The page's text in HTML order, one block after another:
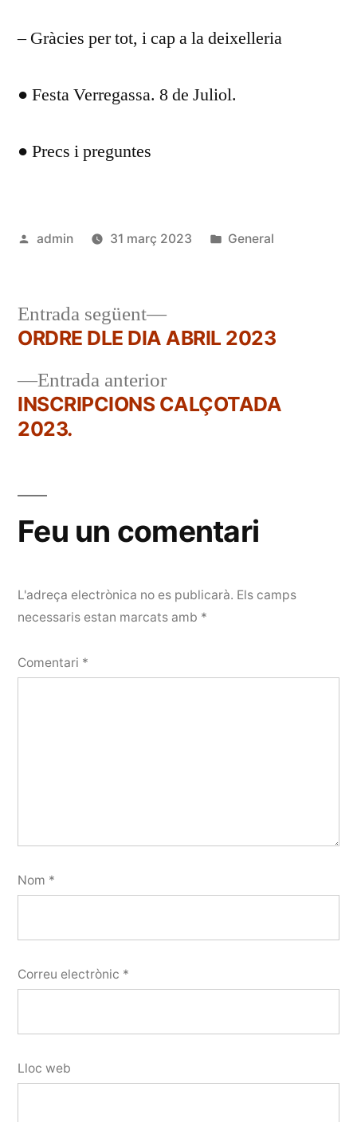
– Gràcies per tot, i cap a la deixelleria
● Festa Verregassa. 8 de Juliol.
● Precs i preguntes
Publicat
admin 31 març 2023
Publicat
General
Navegació
d'entrades
Entrada anteriorEntrada
anterior:
INSCRIPCIONS CALÇOTADA
2023.
Entrada següent
Entrada
següent:
ORDRE DLE DIA ABRIL 2023
Feu un comentari
L'adreça electrònica no es publicarà. Els camps
necessaris estan marcats amb *
Comentari *
Nom *
Correu electrònic *
Lloc web